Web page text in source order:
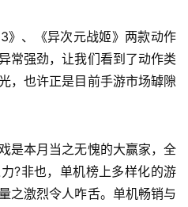
》、《异次元战姬》两款动作
常强劲，让我们看到了动作类
，也许正是目前手游市场罅隙
是本月当之无愧的大赢家，全
?非也，单机榜上多样化的游
之激烈令人咋舌。单机畅销与